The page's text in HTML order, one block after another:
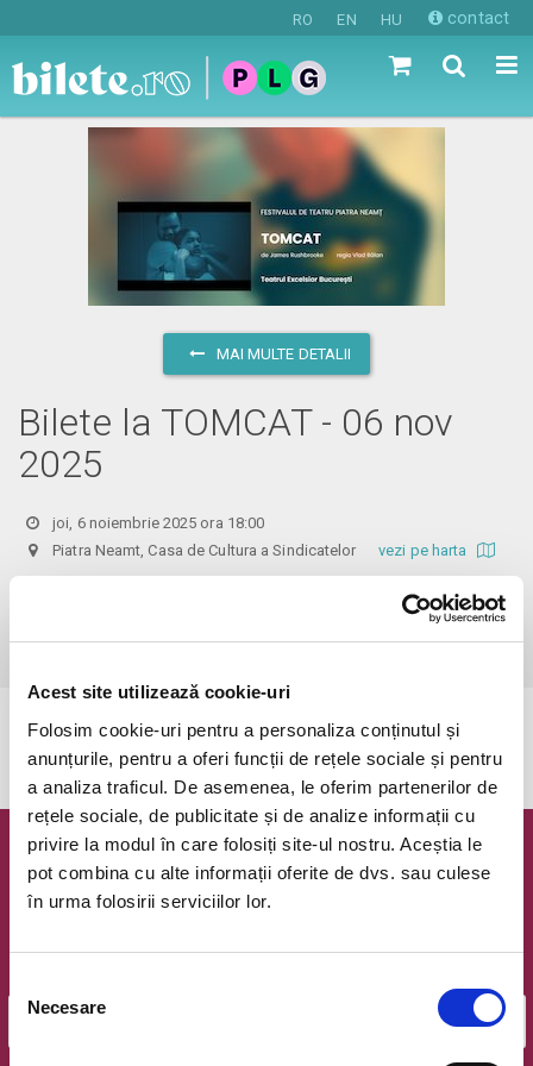
Acest site utilizează cookie-uri
Folosim cookie-uri pentru a personaliza conținutul și
anunțurile, pentru a oferi funcții de rețele sociale și pentru
a analiza traficul. De asemenea, le oferim partenerilor de
rețele sociale, de publicitate și de analize informații cu
privire la modul în care folosiți site-ul nostru. Aceștia le
pot combina cu alte informații oferite de dvs. sau culese
în urma folosirii serviciilor lor.
consimțământului
Necesare
RO EN HU contact
MAI MULTE DETALII
Bilete la TOMCAT - 06 nov
2025
joi, 6 noiembrie 2025 ora 18:00
Piatra Neamt, Casa de Cultura a Sindicatelorvezi pe harta
Biletele cu reducere se pot achiziționa doar la Agenția teatrală, pe baza
documentelor justificative: carnet de elev/student, cupon de pensie.
Evenimentul a expirat.
Newsletter @ Bilete.ro